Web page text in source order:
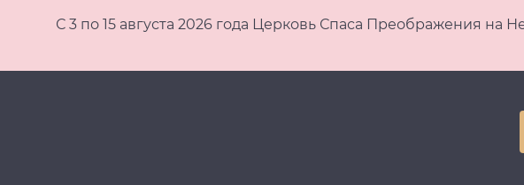
С 3 по 15 августа 2026 года Церковь Спаса Преображения